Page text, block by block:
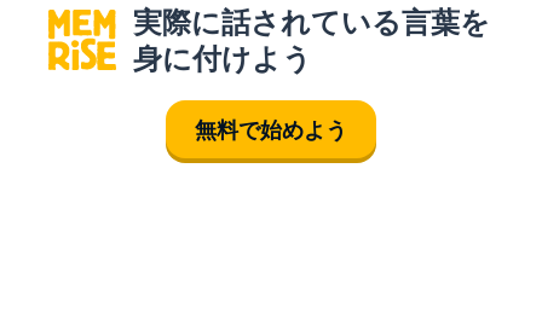
実際に話されている言葉を
身に付けよう
無料で始めよう